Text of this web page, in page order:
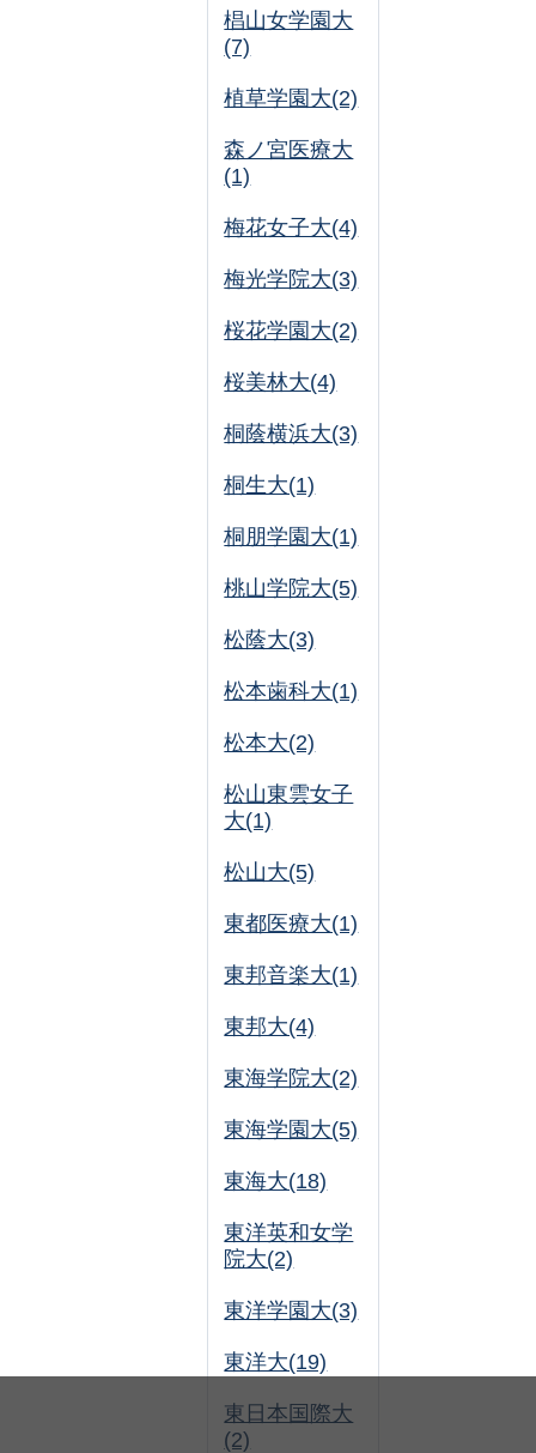
椙山女学園大
(7)
植草学園大(2)
森ノ宮医療大
(1)
梅花女子大(4)
梅光学院大(3)
桜花学園大(2)
桜美林大(4)
桐蔭横浜大(3)
桐生大(1)
桐朋学園大(1)
桃山学院大(5)
松蔭大(3)
松本歯科大(1)
松本大(2)
松山東雲女子
大(1)
松山大(5)
東都医療大(1)
東邦音楽大(1)
東邦大(4)
東海学院大(2)
東海学園大(5)
東海大(18)
東洋英和女学
院大(2)
東洋学園大(3)
東洋大(19)
東日本国際大
(2)